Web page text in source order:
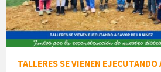
TALLERES SE VIENEN EJECUTANDO